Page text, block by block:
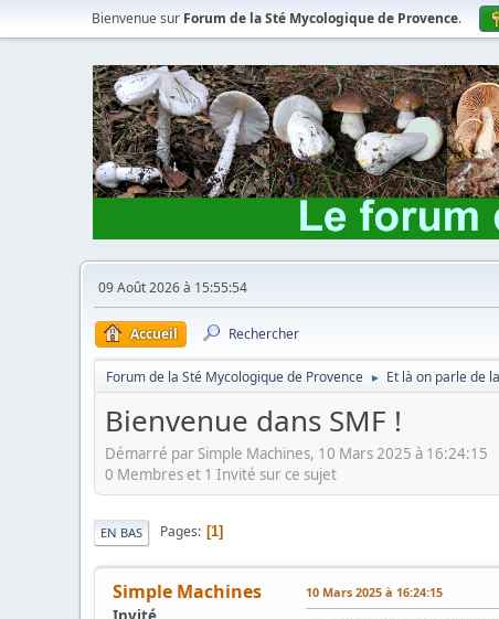
Bienvenue sur Forum de la Sté Mycologique de Provence.
09 Août 2026 à 15:55:54
Accueil Rechercher
Forum de la Sté Mycologique de Provence ► Et là on parle de
Bienvenue dans SMF !
Démarré par Simple Machines, 10 Mars 2025 à 16:24:15
0 Membres et 1 Invité sur ce sujet
EN BAS Pages 1
Simple Machines 10 Mars 2025 à 16:24:15